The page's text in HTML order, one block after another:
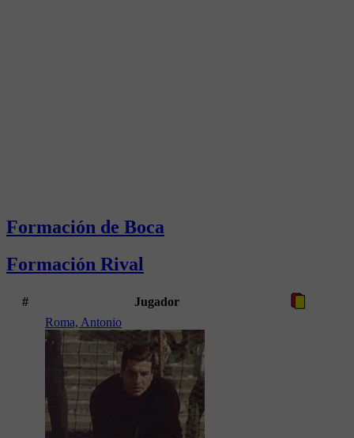
Formación de Boca
Formación Rival
#
Jugador
Roma, Antonio